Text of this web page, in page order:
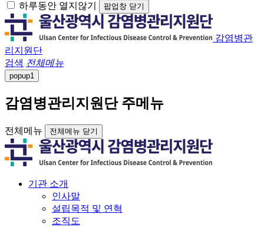
하루동안 열지않기 팝업창 닫기
감염병관
리지원단
검색 전체메뉴
popup1
감염병관리지원단 주메뉴
전체메뉴 전체메뉴 닫기
기관 소개
인사말
설립목적 및 연혁
조직도